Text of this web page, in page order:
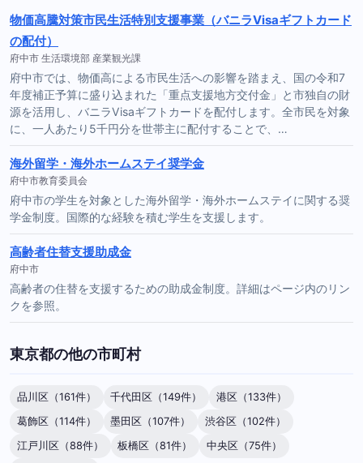
物価高騰対策市民生活特別支援事業（バニラVisaギフトカード
の配付）
府中市 生活環境部 産業観光課
府中市では、物価高による市民生活への影響を踏まえ、国の令和7
年度補正予算に盛り込まれた「重点支援地方交付金」と市独自の財
源を活用し、バニラVisaギフトカードを配付します。全市民を対象
に、一人あたり5千円分を世帯主に配付することで、…
海外留学・海外ホームステイ奨学金
府中市教育委員会
府中市の学生を対象とした海外留学・海外ホームステイに関する奨
学金制度。国際的な経験を積む学生を支援します。
高齢者住替支援助成金
府中市
高齢者の住替を支援するための助成金制度。詳細はページ内のリン
クを参照。
東京都の他の市町村
品川区（161件） 千代田区（149件）
港区（133件）
葛飾区（114件）
墨田区（107件）
渋谷区（102件）
江戸川区（88件）
板橋区（81件）
中央区（75件）